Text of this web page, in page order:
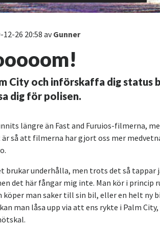
12-26 20:58 avGunner
City och införskaffa dig status
dig för polisen.
längre än Fast and Furuios-filmerna,
så att filmerna har gjort oss mer
brukar underhålla, men trots det så
det här fångar mig inte. Man kör i princip
köper man saker till sin bil, eller en helt ny
man låsa upp via att ens rykte i Palm